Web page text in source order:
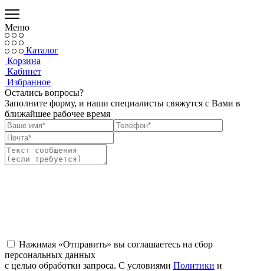
Меню
Каталог
Корзина
Кабинет
Избранное
Остались вопросы?
Заполните форму, и наши специалисты свяжутся с Вами в
ближайшее рабочее время
Нажимая «Отправить» вы соглашаетесь на сбор
персональных данных
с целью обработки запроса. С условиями Политики и